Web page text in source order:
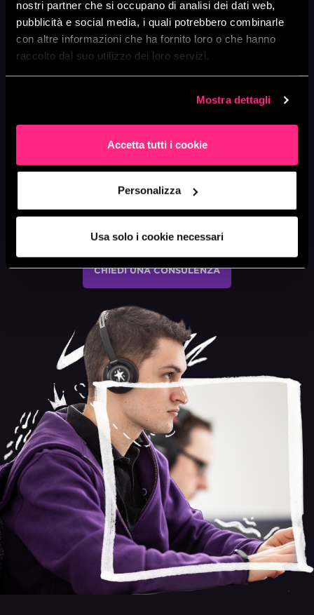
nostri partner che si occupano di analisi dei dati web,
pubblicità e social media, i quali potrebbero combinarle
con altre informazioni che ha fornito loro o che hanno
raccolto dal suo utilizzo dei loro servizi.
Mostra dettagli
Accetta tutti i cookie
Personalizza
Usa solo i cookie necessari
Creeremo un Data Lake sicuro e ottimizzato,
configurando gli accessi nel rispetto delle policy di
massimizzando le prestazioni.
visualizzazioni chiare e intuitive, facilitando
Dopo l’implementazione, forniremo supporto
continuo, monitoreremo l’infrastruttura e offriremo
formazione per rendere il tuo team autonomo
nell’attuazione della Data Strategy.
CHIEDI UNA CONSULENZA